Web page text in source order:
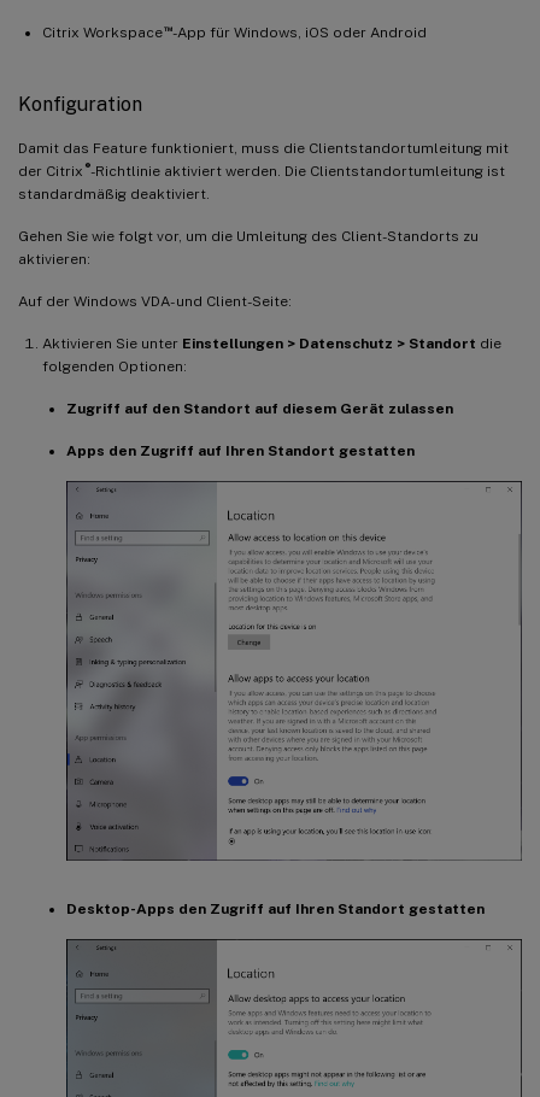
Citrix Workspace™-App für Windows, iOS oder Android
Konfiguration
Damit das Feature funktioniert, muss die Clientstandortumleitung mit
der Citrix ®-Richtlinie aktiviert werden. Die Clientstandortumleitung ist
standardmäßig deaktiviert.
Gehen Sie wie folgt vor, um die Umleitung des Client-Standorts zu
aktivieren:
Auf der Windows VDA- und Client-Seite:
Aktivieren Sie unter Einstellungen > Datenschutz > Standort die
folgenden Optionen:
Zugriff auf den Standort auf diesem Gerät zulassen
Apps den Zugriff auf Ihren Standort gestatten
Desktop-Apps den Zugriff auf Ihren Standort gestatten